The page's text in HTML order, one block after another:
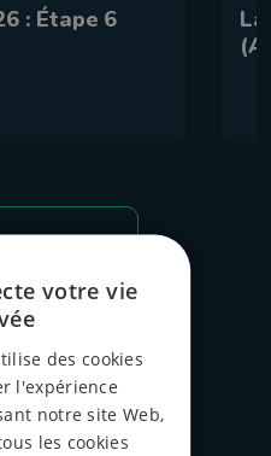
: Étape 6
votre vie
des cookies
l'expérience
notre site Web,
les cookies